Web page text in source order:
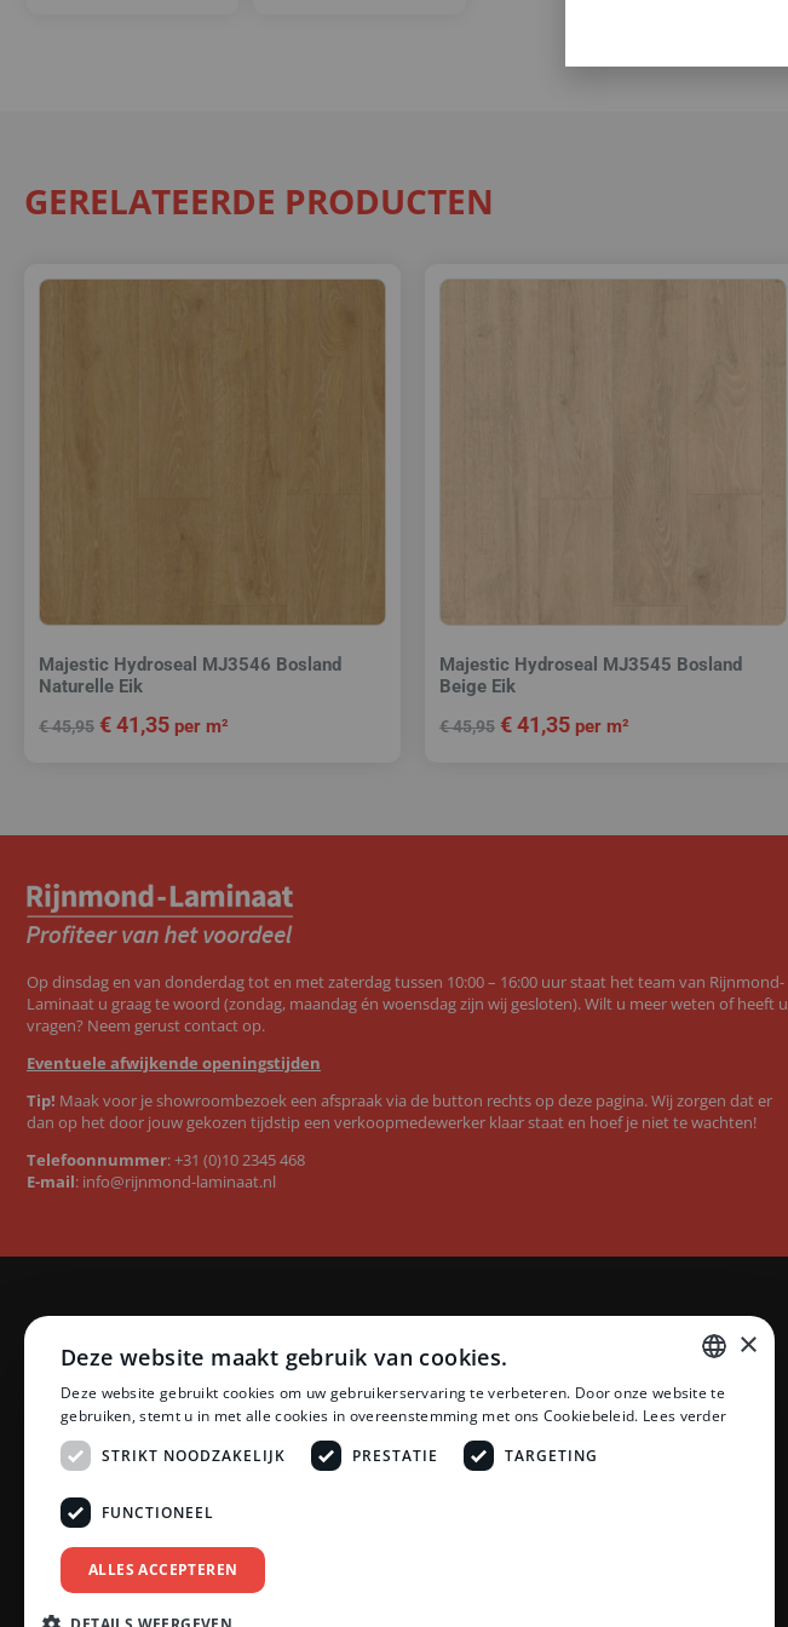
GERELATEERDE PRODUCTEN
Majestic Hydroseal MJ3546 Bosland
Naturelle Eik
€45,95 €41,35 per m²
Majestic Hydroseal MJ3545 Bosland
Beige Eik
€45,95 €41,35 per m²
Op dinsdag en van donderdag tot en met zaterdag tussen 10:00 – 16:00 uur staat het team van Rijnmond-
Laminaat u graag te woord (zondag, maandag én woensdag zijn wij gesloten). Wilt u meer weten of heeft u
vragen? Neem gerust contact op.
Eventuele afwijkende openingstijden
Tip! Maak voor je showroombezoek een afspraak via de button rechts op deze pagina. Wij zorgen dat er
dan op het door jouw gekozen tijdstip een verkoopmedewerker klaar staat en hoef je niet te wachten!
Telefoonnummer:+31 (0)10 2345 468
E-mail: info@rijnmond-laminaat.nl
Laminaat
PVC vloeren
Ondervloeren
Plinten
Profielen
Accessoires
Zonwering
Schoonmaak en Onderhoud
Quick-Step laminaat
Floer PVC MEGAMAT©
Floer laminaat
Ambiant laminaat
LifeStyle by Headlam PVC
DUTCH
×
Deze website maakt gebruik van cookies.
Deze website gebruikt cookies om uw gebruikerservaring te verbeteren. Door onze website te
gebruiken, stemt u in met alle cookies in overeenstemming met ons Cookiebeleid. Lees verder
STRIKT NOODZAKELIJK
PRESTATIE TARGETING
FUNCTIONEEL
ALLES ACCEPTEREN